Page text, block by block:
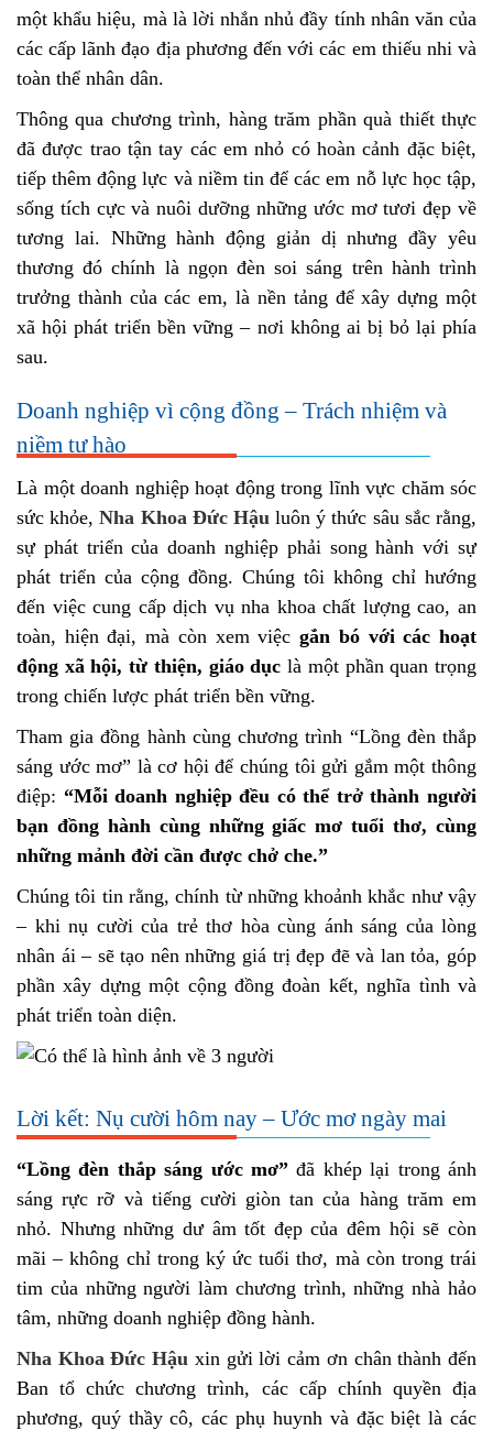
một khẩu hiệu, mà là lời nhắn nhủ đầy tính nhân văn của
các cấp lãnh đạo địa phương đến với các em thiếu nhi và
toàn thể nhân dân.
Thông qua chương trình, hàng trăm phần quà thiết thực
đã được trao tận tay các em nhỏ có hoàn cảnh đặc biệt,
tiếp thêm động lực và niềm tin để các em nỗ lực học tập,
sống tích cực và nuôi dưỡng những ước mơ tươi đẹp về
tương lai. Những hành động giản dị nhưng đầy yêu
thương đó chính là ngọn đèn soi sáng trên hành trình
trưởng thành của các em, là nền tảng để xây dựng một
xã hội phát triển bền vững – nơi không ai bị bỏ lại phía
sau.
Doanh nghiệp vì cộng đồng – Trách nhiệm và
niềm tự hào
Là một doanh nghiệp hoạt động trong lĩnh vực chăm sóc
sức khỏe,Nha Khoa Đức Hậuluôn ý thức sâu sắc rằng,
sự phát triển của doanh nghiệp phải song hành với sự
phát triển của cộng đồng. Chúng tôi không chỉ hướng
đến việc cung cấp dịch vụ nha khoa chất lượng cao, an
toàn, hiện đại, mà còn xem việcgắn bó với các hoạt
động xã hội, từ thiện, giáo dục là một phần quan trọng
trong chiến lược phát triển bền vững.
Tham gia đồng hành cùng chương trình “Lồng đèn thắp
sáng ước mơ” là cơ hội để chúng tôi gửi gắm một thông
điệp: “Mỗi doanh nghiệp đều có thể trở thành người
bạn đồng hành cùng những giấc mơ tuổi thơ, cùng
những mảnh đời cần được chở che.”
Chúng tôi tin rằng, chính từ những khoảnh khắc như vậy
– khi nụ cười của trẻ thơ hòa cùng ánh sáng của lòng
nhân ái – sẽ tạo nên những giá trị đẹp đẽ và lan tỏa, góp
phần xây dựng một cộng đồng đoàn kết, nghĩa tình và
phát triển toàn diện.
Lời kết: Nụ cười hôm nay – Ước mơ ngày mai
“Lồng đèn thắp sáng ước mơ” đã khép lại trong ánh
sáng rực rỡ và tiếng cười giòn tan của hàng trăm em
nhỏ. Nhưng những dư âm tốt đẹp của đêm hội sẽ còn
mãi – không chỉ trong ký ức tuổi thơ, mà còn trong trái
tim của những người làm chương trình, những nhà hảo
tâm, những doanh nghiệp đồng hành.
Nha Khoa Đức Hậu xin gửi lời cảm ơn chân thành đến
Ban tổ chức chương trình, các cấp chính quyền địa
phương, quý thầy cô, các phụ huynh và đặc biệt là các